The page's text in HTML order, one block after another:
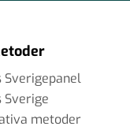
Sverigepanel
Sverige
metoder